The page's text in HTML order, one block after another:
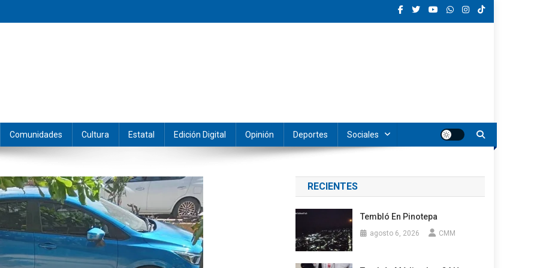
Comunidades Cultura Estatal Edición Digital Opinión Deportes Sociales
RECIENTES
Tembló En Pinotepa
agosto 6, 2026 CMM